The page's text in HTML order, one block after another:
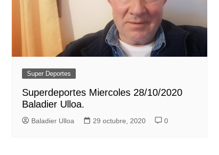
Super Deportes
Superdeportes Miercoles 28/10/2020
Baladier Ulloa.
Baladier Ulloa 29 octubre, 2020 0